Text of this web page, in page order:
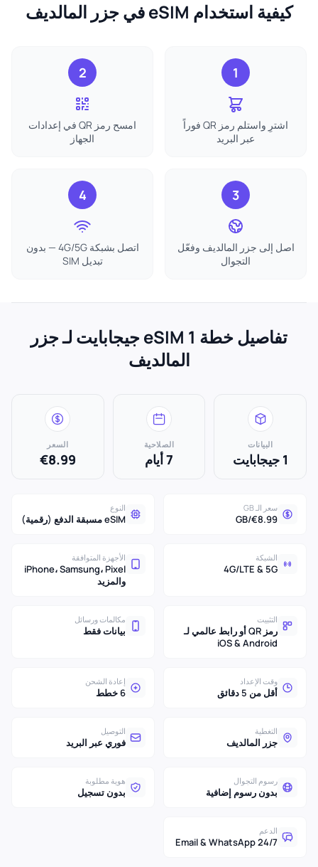
كيفية استخدام eSIM في جزر المالديف
1
اشترِ واستلم رمز QR فوراً
عبر البريد
2
امسح رمز QR في إعدادات
الجهاز
3
اصل إلى جزر المالديف وفعّل
التجوال
4
اتصل بشبكة 4G/5G — بدون
تبديل SIM
تفاصيل خطة eSIM 1 جيجابايت لـ جزر
المالديف
البيانات
1 جيجابايت
الصلاحية
7 أيام
السعر
€8.99
سعر الـ GB
€8.99/GB
النوع
eSIM مسبقة الدفع (رقمية)
الشبكة
4G/LTE & 5G
الأجهزة المتوافقة
iPhone، Samsung، Pixel
والمزيد
التثبيت
رمز QR أو رابط عالمي لـ
iOS & Android
مكالمات ورسائل
بيانات فقط
وقت الإعداد
أقل من 5 دقائق
إعادة الشحن
6 خطط
التغطية
جزر المالديف
التوصيل
فوري عبر البريد
رسوم التجوال
بدون رسوم إضافية
هوية مطلوبة
بدون تسجيل
الدعم
24/7 Email & WhatsApp